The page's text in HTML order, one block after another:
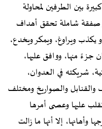
بين الطرفين لمحاولة
صفقة شاملة تحقق أهداف
يكذب ويراوغ، ويمكر ويخدع،
جزءً منها، ووافق عليها،
شريكته في العدوان،
والقنابل والصواريخ ومختلف
عليها وعصى أمرها
وأهانها، إلا أنها ما زالت